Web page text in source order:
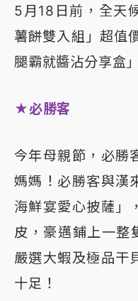
5月18日前，全天
薯餅雙入組」超值
腿霸就醬沾分享盒
★必勝客
今年母親節，必勝
媽媽！必勝客與漢
海鮮宴愛心披薩」
皮，豪邁鋪上一整
嚴選大蝦及極品干
十足！